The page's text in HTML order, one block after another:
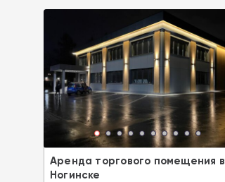
Аренда торгового помещения в
Ногинске